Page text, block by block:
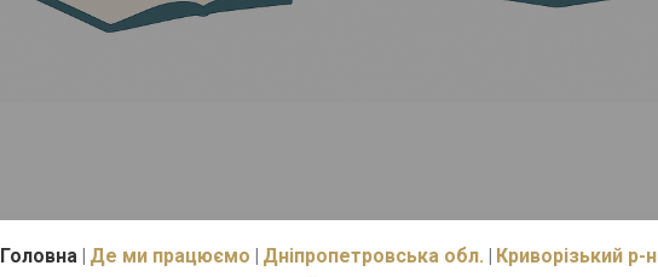
Головна Де ми працюємо Дніпропетровська обл.
Криворізький р-н